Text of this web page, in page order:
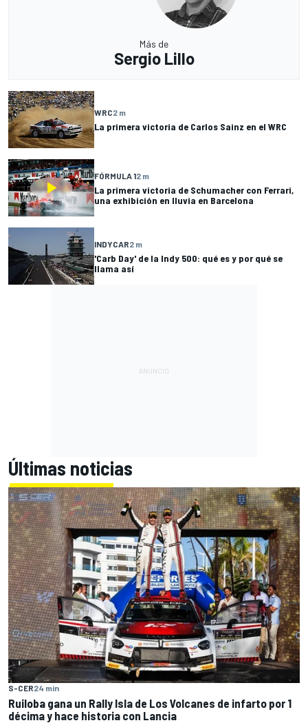
Más de
Sergio Lillo
WRC2 m
La primera victoria de Carlos Sainz en el WRC
FÓRMULA 12 m
La primera victoria de Schumacher con Ferrari,
una exhibición en lluvia en Barcelona
INDYCAR2 m
'Carb Day' de la Indy 500: qué es y por qué se
llama así
Últimas noticias
S-CER24 min
Ruiloba gana un Rally Isla de Los Volcanes de infarto por 1
décima y hace historia con Lancia